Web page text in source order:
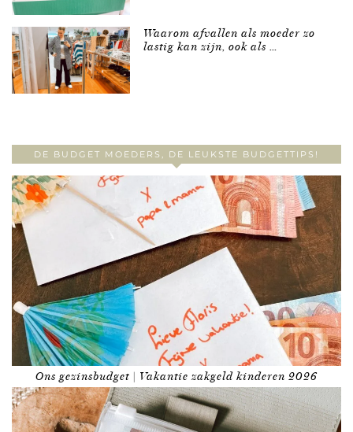
Waarom afvallen als moeder zo
lastig kan zijn, ook als …
DE BUDGET MOEDERS, DE LEUKSTE BUDGETTIPS!
Ons gezinsbudget | Vakantie zakgeld kinderen 2026